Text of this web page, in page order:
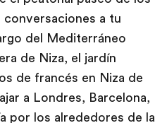
conversaciones a tu
del Mediterráneo
de Niza, el jardín
de francés en Niza de
a Londres, Barcelona,
por los alrededores de la